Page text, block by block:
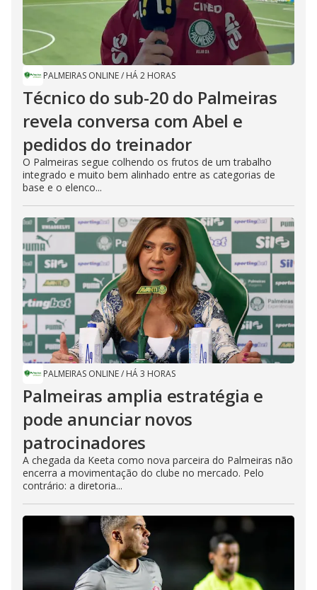
PALMEIRAS ONLINE/ HÁ 2 HORAS
Técnico do sub-20 do Palmeiras
revela conversa com Abel e
pedidos do treinador
O Palmeiras segue colhendo os frutos de um trabalho
integrado e muito bem alinhado entre as categorias de
base e o elenco...
PALMEIRAS ONLINE/ HÁ 3 HORAS
Palmeiras amplia estratégia e
pode anunciar novos
patrocinadores
A chegada da Keeta como nova parceira do Palmeiras não
encerra a movimentação do clube no mercado. Pelo
contrário: a diretoria...